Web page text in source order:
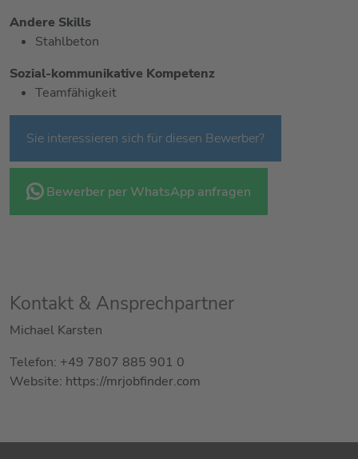
Andere Skills
Stahlbeton
Sozial-kommunikative Kompetenz
Teamfähigkeit
Sie interessieren sich für diesen Bewerber?
Bewerber per WhatsApp anfragen
Kontakt & Ansprechpartner
Michael Karsten
Telefon: +49 7807 885 901 0
Website: https://mrjobfinder.com